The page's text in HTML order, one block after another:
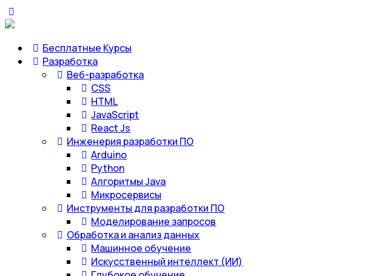
Бесплатные Курсы
Разработка
Веб-разработка
CSS
HTML
JavaScript
React Js
Инженерия разработки ПО
Arduino
Python
Алгоритмы Java
Микросервисы
Инструменты для разработки ПО
Моделирование запросов
Обработка и анализ данных
Машинное обучение
Искусственный интеллект (ИИ)